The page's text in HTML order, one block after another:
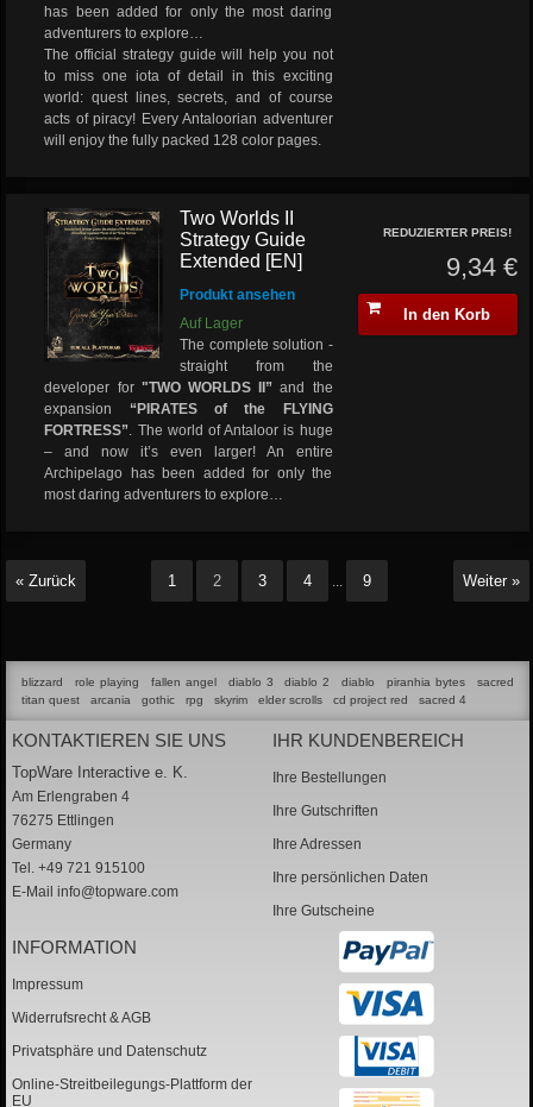
has been added for only the most daring
adventurers to explore…
The official strategy guide will help you not
to miss one iota of detail in this exciting
world: quest lines, secrets, and of course
acts of piracy! Every Antaloorian adventurer
will enjoy the fully packed 128 color pages.
Two Worlds II
Strategy Guide
Extended [EN]
Produkt ansehen
Auf Lager
The complete solution -
straight from the
developer for "TWO WORLDS II”and the
expansion “PIRATES of the FLYING
FORTRESS”. The world of Antaloor is huge
– and now it’s even larger! An entire
Archipelago has been added for only the
most daring adventurers to explore…
REDUZIERTER PREIS!
9,34 €
In den Korb
« Zurück 1 2 3 4 ... 9 Weiter »
blizzard role playing fallen angel diablo 3 diablo 2 diablo piranhia bytes
sacred
titan quest
arcania gothic rpg skyrim elder scrolls cd project red sacred 4
KONTAKTIEREN SIE UNS
TopWare Interactive e. K.
Am Erlengraben 4
76275 Ettlingen
Germany
Tel. +49 721 915100
E-Mail info@topware.com
IHR KUNDENBEREICH
Ihre Bestellungen
Ihre Gutschriften
Ihre Adressen
Ihre persönlichen Daten
Ihre Gutscheine
INFORMATION
Impressum
Widerrufsrecht & AGB
Privatsphäre und Datenschutz
Online-Streitbeilegungs-Plattform der
EU